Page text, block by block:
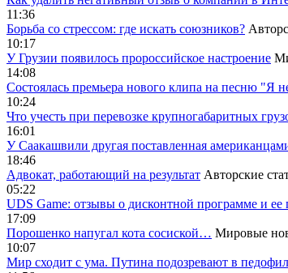
11:36
Борьба со стрессом: где искать союзников?
10:17
У Грузии появилось пророссийское настроение
14:08
Cостоялась премьера нового клипа на песню "Я
10:24
Что учесть при перевозке крупногабаритных
16:01
У Саакашвили другая поставленная
18:46
Адвокат, работающий на результат Авторские
05:22
UDS Game: отзывы о дисконтной программе и ее
17:09
Порошенко напугал кота сосиской… Мировые
10:07
Мир сходит с ума. Путина подозревают в